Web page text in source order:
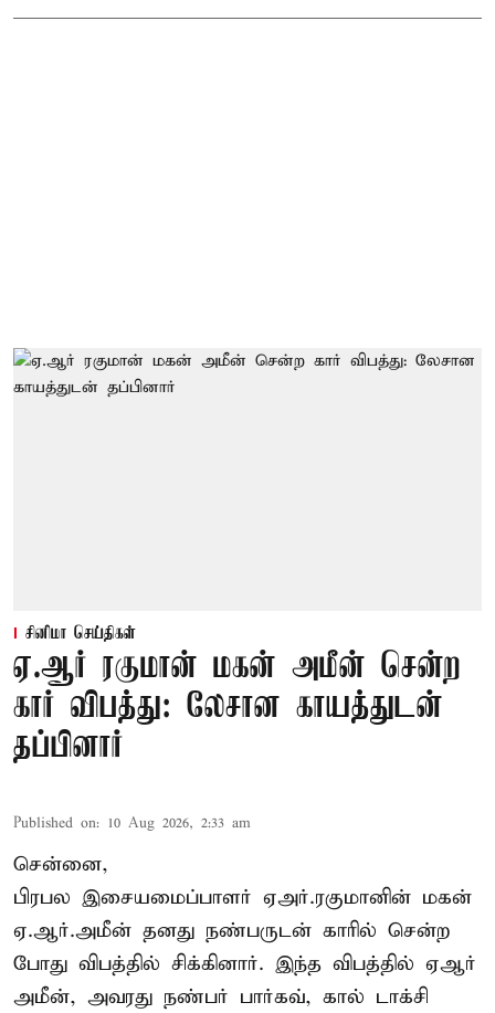
சினிமா செய்திகள்
ஏ.ஆர் ரகுமான் மகன் அமீன் சென்ற
கார் விபத்து: லேசான காயத்துடன்
தப்பினார்
Published on: 10 Aug 2026, 2:33 am
சென்னை,
பிரபல இசையமைப்பாளர் ஏஅர்.ரகுமானின் மகன்
ஏ.ஆர்.அமீன் தனது நண்பருடன் காரில் சென்ற
போது விபத்தில் சிக்கினார். இந்த விபத்தில் ஏஆர்
அமீன், அவரது நண்பர் பார்கவ், கால் டாக்சி